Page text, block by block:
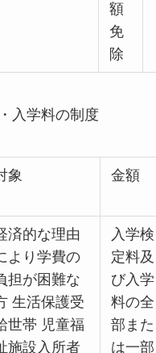
額
免
除
入学料の制度
象 金額
済的な理由
より学費の
担が困難な
生活保護受
世帯 児童福
施設入所者
入学検
定料及
び入学
料の全
部また
は一部